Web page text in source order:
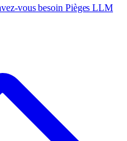
vous besoin Pièges LLM